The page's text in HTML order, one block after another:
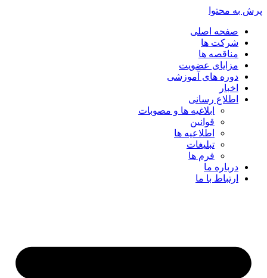
پرش به محتوا
صفحه اصلی
شرکت ها
مناقصه ها
مزایای عضویت
دوره های آموزشی
اخبار
اطلاع رسانی
ابلاغیه ها و مصوبات
قوانین
اطلاعیه ها
تبلیغات
فرم ها
درباره ما
ارتباط با ما